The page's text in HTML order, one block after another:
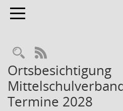
Toggle navigation
Rechercheauswahl
RSS-Feed
Ortsbesichtigung
Termine 2028